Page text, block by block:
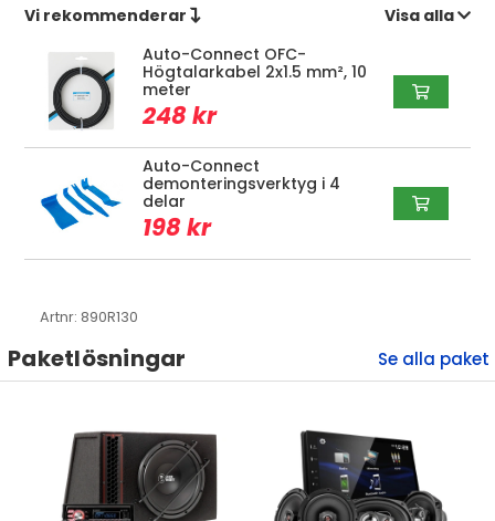
Vi rekommenderar 
Visa alla 
Auto-Connect OFC-
Högtalarkabel 2x1.5 mm², 10
meter
248 kr
Auto-Connect
demonteringsverktyg i 4
delar
198 kr
Artnr: 890R130
Paketlösningar